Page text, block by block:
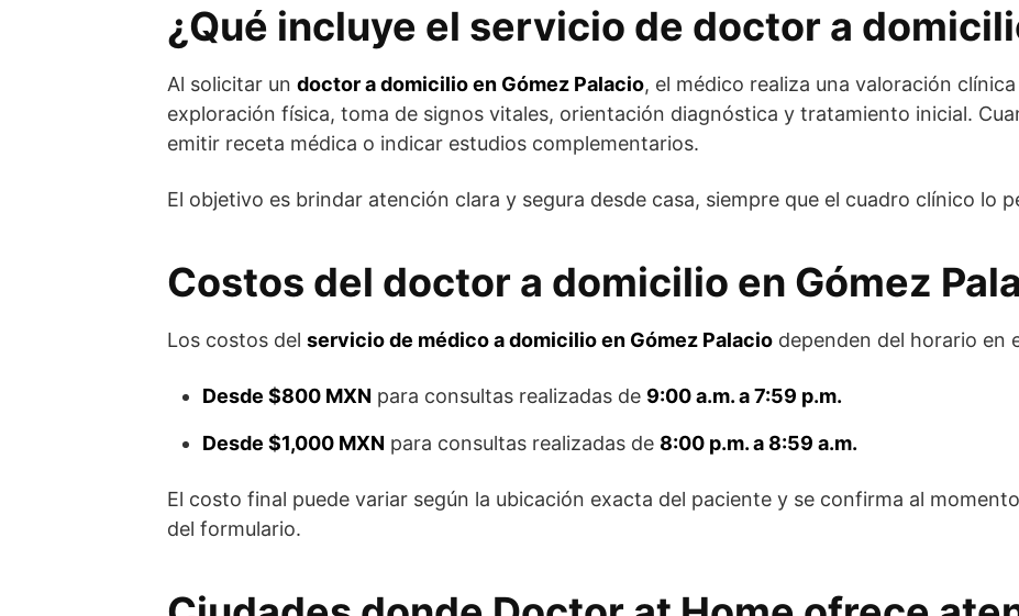
¿Qué incluye el servicio de doctor a
Al solicitar un doctor a domicilio en Gómez Palacio, el médico realiza una valoración
exploración física, toma de signos vitales, orientación diagnóstica y tratamiento inicial.
emitir receta médica o indicar estudios complementarios.
El objetivo es brindar atención clara y segura desde casa, siempre que el cuadro clínico lo
Costos del doctor a domicilio en Gómez
Los costos del servicio de médico a domicilio en Gómez Palacio dependen del horario en
Desde $800 MXN para consultas realizadas de 9:00 a.m. a 7:59 p.m.
Desde $1,000 MXN para consultas realizadas de 8:00 p.m. a 8:59 a.m.
El costo final puede variar según la ubicación exacta del paciente y se confirma al
del formulario.